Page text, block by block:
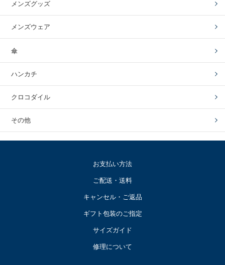
メンズグッズ
メンズウェア
傘
ハンカチ
クロコダイル
その他
お支払い方法
ご配送・送料
キャンセル・ご返品
ギフト包装のご指定
サイズガイド
修理について